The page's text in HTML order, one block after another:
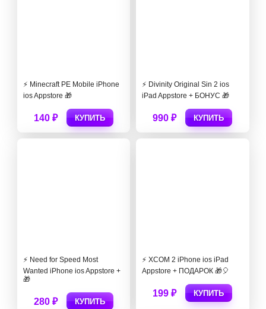
⚡️ Minecraft PE Mobile iPhone
ios Appstore 🎁
140 ₽ КУПИТЬ
⚡️ Divinity Original Sin 2 ios
iPad Appstore + БОНУС 🎁
990 ₽ КУПИТЬ
⚡️ Need for Speed Most
Wanted iPhone ios Appstore +
🎁
280 ₽ КУПИТЬ
⚡️ XCOM 2 iPhone ios iPad
Appstore + ПОДАРОК 🎁🎈
199 ₽ КУПИТЬ